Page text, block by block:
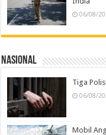
06/08/
Nasional
Tiga
06/08/
Mobil